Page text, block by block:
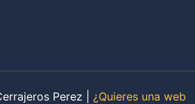
Perez | ¿Quieres una web